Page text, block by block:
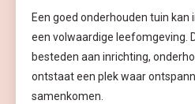
Een goed onderhouden tuin
een volwaardige leefomgeving.
besteden aan inrichting,
ontstaat een plek waar
samenkomen.